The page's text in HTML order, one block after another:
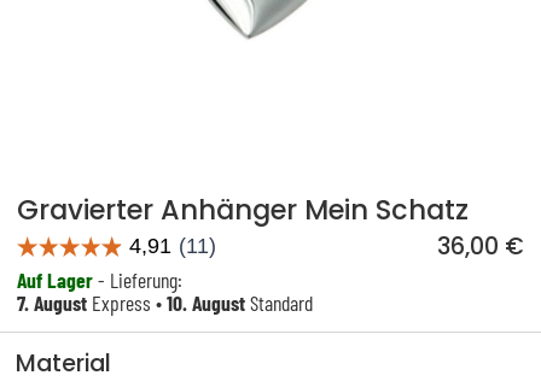
Gravierter Anhänger Mein Schatz
36,00 €
Auf Lager- Lieferung:
7. August Express •10. AugustStandard
Material